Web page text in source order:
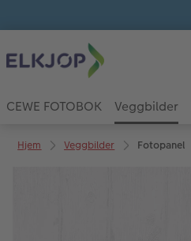
CEWE FOTOBOK Veggbilder
Hjem Veggbilder Fotopanel